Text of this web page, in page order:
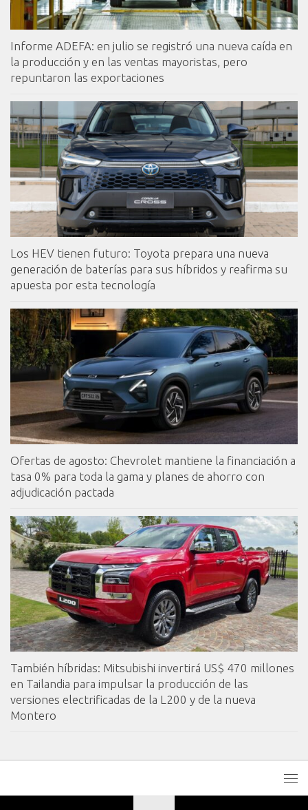
Informe ADEFA: en julio se registró una nueva caída en
la producción y en las ventas mayoristas, pero
repuntaron las exportaciones
Los HEV tienen futuro: Toyota prepara una nueva
generación de baterías para sus híbridos y reafirma su
apuesta por esta tecnología
Ofertas de agosto: Chevrolet mantiene la financiación a
tasa 0% para toda la gama y planes de ahorro con
adjudicación pactada
También híbridas: Mitsubishi invertirá US$ 470 millones
en Tailandia para impulsar la producción de las
versiones electrificadas de la L200 y de la nueva
Montero